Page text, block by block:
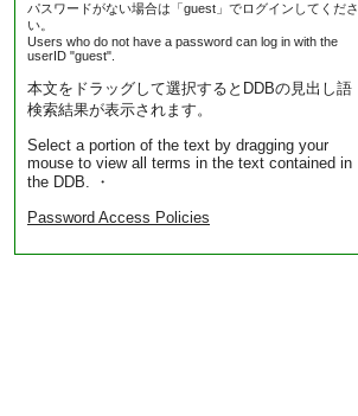
パスワードがない場合は「guest」でログインしてくださ
い。
Users who do not have a password can log in with the
userID "guest".
本文をドラッグして選択するとDDBの見出し語
検索結果が表示されます。
Select a portion of the text by dragging your
mouse to view all terms in the text contained in
the DDB. ・
Password Access Policies